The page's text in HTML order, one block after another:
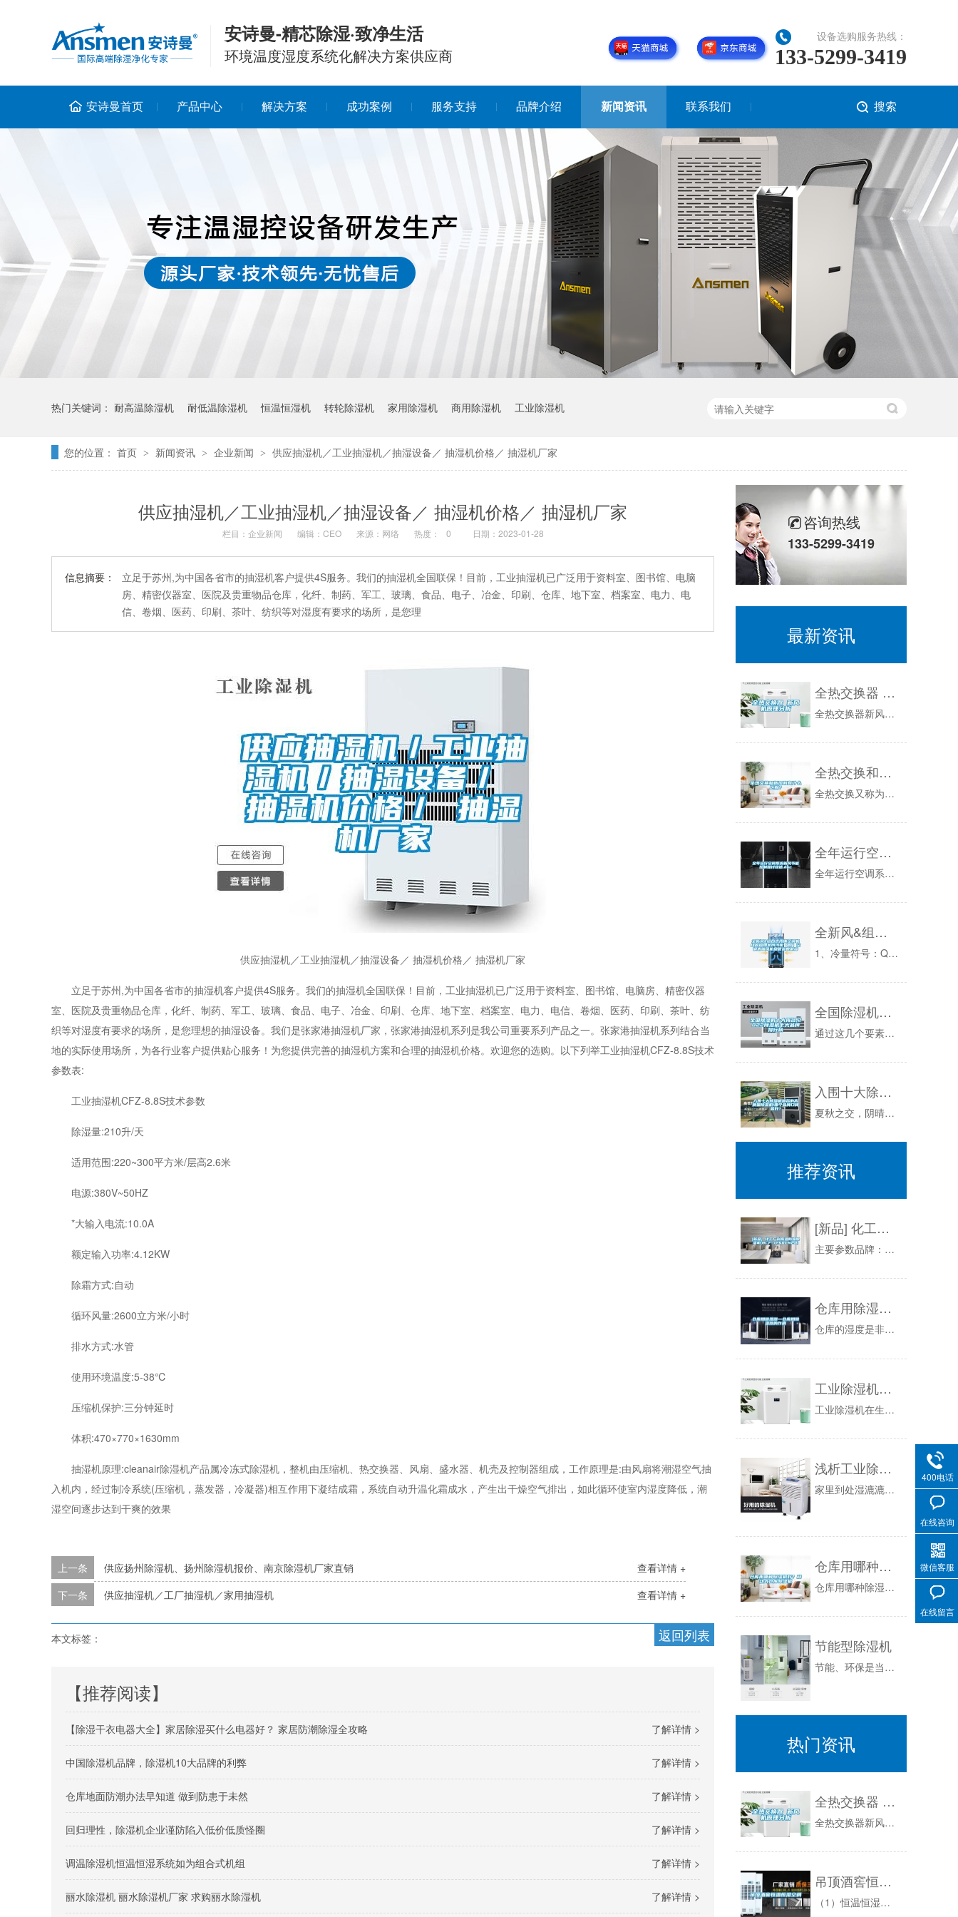
搜索
安诗曼-精芯除湿·致净生活
环境温度湿度系统化解决方案供应商
设备选购服务热线：
133-5299-3419
安诗曼首页 产品中心 解决方案 成功案例 服务支持 品牌介绍 新闻资讯 联系我们
热门关键词： 耐高温除湿机 耐低温除湿机 恒温恒湿机 转轮除湿机 家用除湿机 商用除湿机 工业除湿机
您的位置： 首页 > 新闻资讯 > 企业新闻 > 供应抽湿机／工业抽湿机／抽湿设备／ 抽湿机价格／ 抽湿机厂家
供应抽湿机／工业抽湿机／抽湿设备／ 抽湿机价格／ 抽湿机厂家
栏目： 企业新闻 编辑：CEO 来源：网络 热度： 0 日期：2023-01-28
信息摘要：
立足于苏州,为中国各省市的抽湿机客户提供4S服务。我们的抽湿机全国联保！目前，工业抽湿机已广泛用于资料室、图书馆、电脑
房、精密仪器室、医院及贵重物品仓库，化纤、制药、军工、玻璃、食品、电子、冶金、印刷、仓库、地下室、档案室、电力、电
信、卷烟、医药、印刷、茶叶、纺织等对湿度有要求的场所，是您理
供应抽湿机／工业抽湿机／抽湿设备／ 抽湿机价格／ 抽湿机厂家
立足于苏州,为中国各省市的抽湿机客户提供4S服务。我们的抽湿机全国联保！目前，工业抽湿机已广泛用于资料室、图书馆、电脑房、精密仪器
室、医院及贵重物品仓库，化纤、制药、军工、玻璃、食品、电子、冶金、印刷、仓库、地下室、档案室、电力、电信、卷烟、医药、印刷、茶叶、纺
织等对湿度有要求的场所，是您理想的抽湿设备。我们是张家港抽湿机厂家，张家港抽湿机系列是我公司重要系列产品之一。张家港抽湿机系列结合当
地的实际使用场所，为各行业客户提供贴心服务！为您提供完善的抽湿机方案和合理的抽湿机价格。欢迎您的选购。以下列举工业抽湿机CFZ-8.8S技术
参数表:
工业抽湿机CFZ-8.8S技术参数
除湿量:210升/天
适用范围:220~300平方米/层高2.6米
电源:380V~50HZ
*大输入电流:10.0A
额定输入功率:4.12KW
除霜方式:自动
循环风量:2600立方米/小时
排水方式:水管
使用环境温度:5-38℃
压缩机保护:三分钟延时
体积:470×770×1630mm
抽湿机原理:cleanair除湿机产品属冷冻式除湿机，整机由压缩机、热交换器、风扇、盛水器、机壳及控制器组成，工作原理是:由风扇将潮湿空气抽
入机内，经过制冷系统(压缩机，蒸发器，冷凝器)相互作用下凝结成霜，系统自动升温化霜成水，产生出干燥空气排出，如此循环使室内湿度降低，潮
湿空间逐步达到干爽的效果
查看详情 +
上一条
供应扬州除湿机、扬州除湿机报价、南京除湿机厂家直销
查看详情 +
下一条 供应抽湿机／工厂抽湿机／家用抽湿机
返回列表
本文标签：
【推荐阅读】
了解详情 >
【除湿干衣电器大全】家居除湿买什么电器好？ 家居防潮除湿全攻略
了解详情 >
中国除湿机品牌，除湿机10大品牌的利弊
了解详情 >
仓库地面防潮办法早知道 做到防患于未然
了解详情 >
回归理性，除湿机企业谨防陷入低价低质怪圈
了解详情 >
调温除湿机恒温恒湿系统如为组合式机组
了解详情 >
丽水除湿机 丽水除湿机厂家 求购丽水除湿机
咨询热线
133-5299-3419
最新资讯
全热交换器 新风机原理分析
全热交换器新风机原理分析全热交换器，新风换气机，换气机，板翅式换热器属于一种空气与空气直接交换的静止型换热器，它不需要通过中间媒质进行换热，...
全热交换和新风机有什么区别？
全热交换又称为全热交换新风机，它是新风机的一种，全热交换和新风机最大的区别就在于里面的全热交换芯体，它可以实现能量回收，非常节能。新风机：新...
全年运行空调系统新风节能控制探讨综述.doc
全年运行空调系统新风节能控制探讨综述全年运行空调系统新风节能控制探讨综述全年运行空调系统新风节能控制探讨综述整年运转空调系统新风节能控制商讨...
全新风&组合式段体空调机组的应用案例浅析（四）空调末端风机盘管参数解释
1、冷量符号：Q标准单位：kw（千瓦）其它常用单位：1Kcal/h（千大卡每小时）=1kw/860；1RT（冷吨）=3024Kcal/h；1...
全国除湿机十大排名,2022除湿机十大品牌排行榜
通过这几个要素，我们再看一个排名，除湿机行业十大品牌的排名。目前除湿机行业分为国内品牌和国外品牌：国内除湿机品牌：除湿机朗力性除湿机，西门子...
入围十大除湿机排名的高质量除湿机!哪个品牌口碑最好？
夏秋之交，阴晴不定，加上部分地区受台风影响，空气湿度较大，导致不少朋友担心家中物品受潮。例如电线长期受潮容易腐蚀电线外皮，造成漏电、短路，甚...
推荐资讯
[新品] 化工厂耐高温防爆除湿机(BCF-7240CN20)
主要参数品牌：型号：BCF-7240CN20除湿量：20KG/H制冷量：W电源：1-380-50（PH-V-HZ）功率：8400W温度控制：...
仓库用除湿器—仓库用除湿器的作用
仓库的湿度是非常重要的，它是仓库环境的重要指标，所以我们一般在仓库中都会用到仓库，仓库除湿机属于冷冻式除湿机，用于调节仓库的室内湿度，保证仓...
工业除湿机工作原理及产品分类介绍
工业除湿机在生产过程中的应用是非常广泛的，具有除湿量大、运行费用低等特点。为保证产品的质量，在生产过程中，工业除湿机的除湿效果是有非常严格的...
浅析工业除湿机的行业潜规则
家里到处湿漉漉的……这个时候如果有一台除湿机，解决家人的困扰，让屋子干干爽爽，心情也倍儿棒有木有？可如今除湿机在国内的市场毕竟还不成熟，市面...
仓库用哪种除湿机好？移动式仓库除湿机
仓库用哪种除湿机好？移动式仓库除湿机新闻资讯：不管在什么地方，大型仓库都是zui容易潮湿的一个地方，从而导致存放在其中的一些原材料及其制成品...
节能型除湿机
节能、环保是当今必然流行的趋势，节能型产品深受用户喜爱。随着科学技术的发展，除湿机也不断更新换代，研发出节能型除湿机。传统的泳池除湿方法有冷...
热门资讯
全热交换器 新风机原理分析
全热交换器新风机原理分析全热交换器，新风换气机，换气机，板翅式换热器属于一种空气与空气直接交换的静止型换热器，它不需要通过中间媒质进行换热，...
吊顶酒窖恒温恒湿空调
（1）恒温恒湿：温度范围控制在13℃~18℃（可调），温度控制精度正负1℃，可根据客户需求实现精度控制±0.5℃。湿度控制范围60%~70%...
400电话
在线咨询
微信客服
在线留言